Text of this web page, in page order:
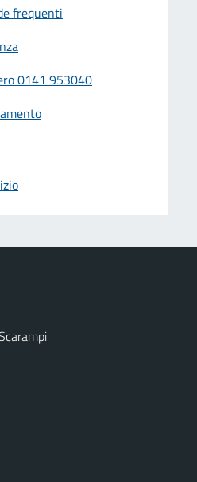
frequenti
0141 953040